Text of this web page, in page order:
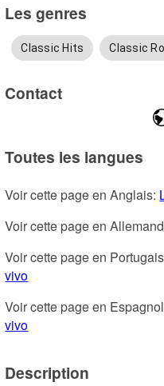
Les genres
Classic Hits Classic
Contact
Toutes les langues
Voir cette page en Anglais:
Voir cette page en
Voir cette page en
vivo
Voir cette page en
vivo
Description